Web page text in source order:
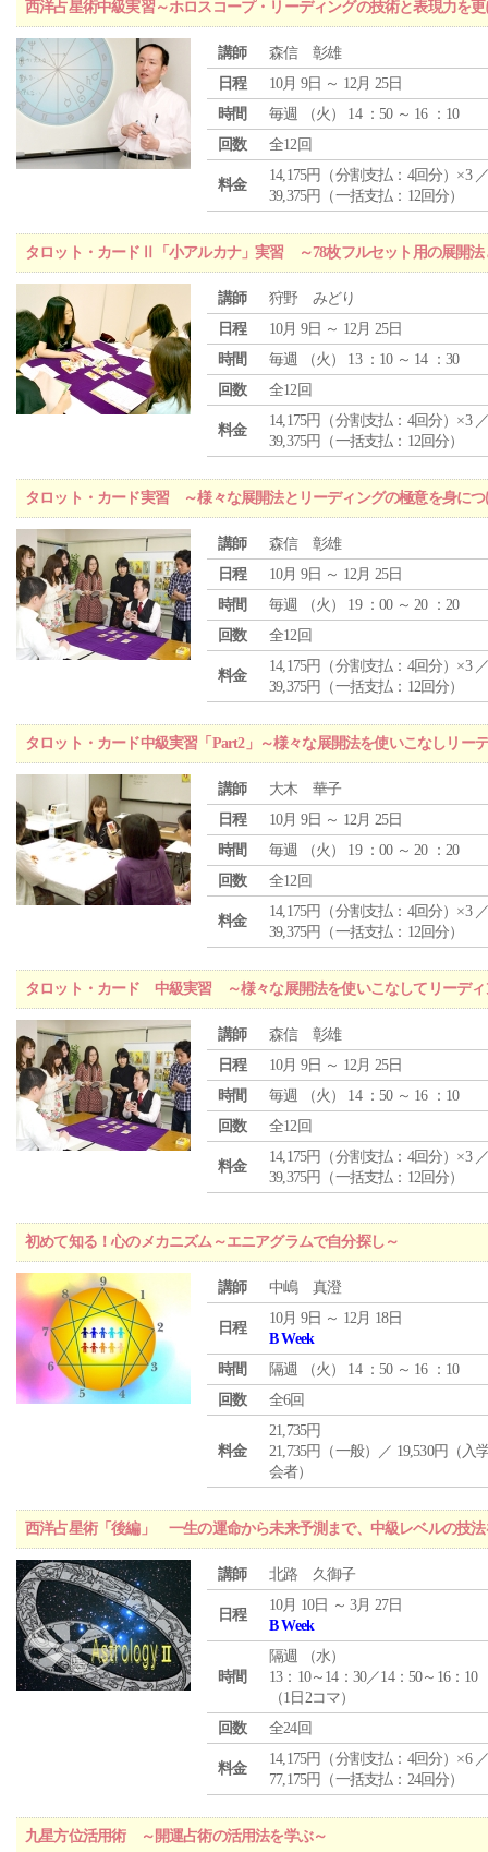
西洋占星術中級実習～ホロスコープ・リーディングの技術と表現力を
講師
森信 彰雄
日程
10月 9日 ～ 12月 25日
時間
毎週 （火 ） 14 ：50 ～ 16 ：10
回数
全12回
料金
14,175円（分割支払：4回分）×3
39,375円（一括支払：12回分）
タロット・カードⅡ「小アルカナ」実習 ～78枚フルセット用の展開法
講師
狩野 みどり
日程
10月 9日 ～ 12月 25日
時間
毎週 （火 ） 13 ：10 ～ 14 ：30
回数
全12回
料金
14,175円（分割支払：4回分）×3
39,375円（一括支払：12回分）
タロット・カード実習 ～様々な展開法とリーディングの極意を身につ
講師
森信 彰雄
日程
10月 9日 ～ 12月 25日
時間
毎週 （火 ） 19 ：00 ～ 20 ：20
回数
全12回
料金
14,175円（分割支払：4回分）×3
39,375円（一括支払：12回分）
タロット・カード中級実習「Part2」～様々な展開法を使いこなしリー
講師
大木 華子
日程
10月 9日 ～ 12月 25日
時間
毎週 （火 ） 19 ：00 ～ 20 ：20
回数
全12回
料金
14,175円（分割支払：4回分）×3
39,375円（一括支払：12回分）
タロット・カード 中級実習 ～様々な展開法を使いこなしてリーディ
講師
森信 彰雄
日程
10月 9日 ～ 12月 25日
時間
毎週 （火 ） 14 ：50 ～ 16 ：10
回数
全12回
料金
14,175円（分割支払：4回分）×3
39,375円（一括支払：12回分）
初めて知る！心のメカニズム～エニアグラムで自分探し～
講師 中嶋 真澄
日程
10月 9日 ～ 12月 18日
B Week
時間
隔週 （火 ） 14 ：50 ～ 16 ：10
回数
全6回
料金
21,735円
21,735円（一般）／ 19,530円（入
会者）
西洋占星術「後編」 一生の運命から未来予測まで、中級レベルの技法
講師 北路 久御子
日程
10月 10日 ～ 3月 27日
B Week
時間
隔週 （水）
13：10～14：30／14：50～16：10
（1日2コマ）
回数
全24回
料金
14,175円（分割支払：4回分）×6
77,175円（一括支払：24回分）
九星方位活用術 ～開運占術の活用法を学ぶ～